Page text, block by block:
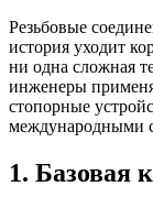
Резьбовые
история уходит
ни одна сложная
инженеры
стопорные
международными
1. Базовая